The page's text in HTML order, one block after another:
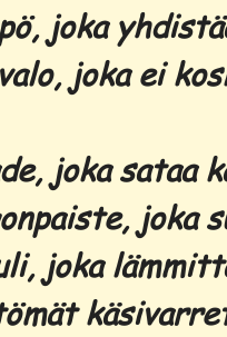
joka
joka ei
joka sataa
joka
joka